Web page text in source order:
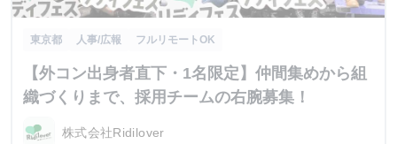
東京都 人事/広報 フルリモートOK
【外コン出身者直下・1名限定】仲間集めから組
織づくりまで、採用チームの右腕募集！
株式会社Ridilover